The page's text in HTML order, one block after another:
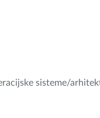
sisteme/